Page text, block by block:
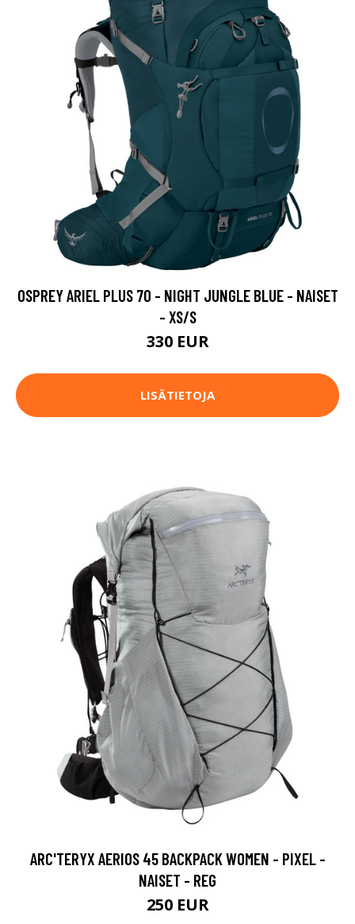
OSPREY ARIEL PLUS 70 - NIGHT JUNGLE BLUE - NAISET
- XS/S
330 EUR
LISÄTIETOJA
ARC'TERYX AERIOS 45 BACKPACK WOMEN - PIXEL -
NAISET - REG
250 EUR